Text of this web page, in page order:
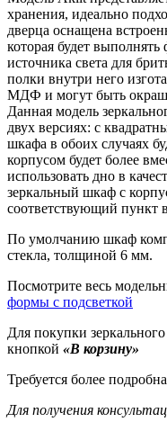
хранения, идеально
дверца оснащена
которая будет
источника света для
полки внутри него
МДФ и могут быть
Данная модель
двух версиях: с
шкафа в обоих случаях
корпусом будет более
использовать дно в
зеркальный шкаф с
соответствующий пункт
По умолчанию шкаф
стекла, толщиной 6 мм.
Посмотрите весь
формы с подсветкой
Для покупки
кнопкой «В корзину»
Требуется более
Для получения